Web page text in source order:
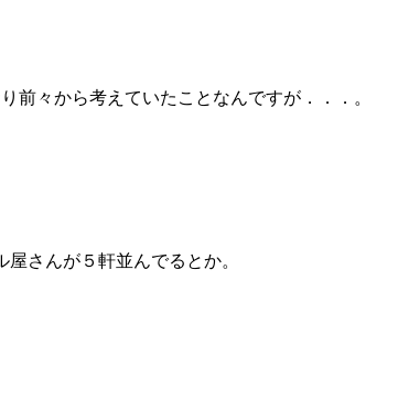
前々から考えていたことなんですが．．．。
さんが５軒並んでるとか。